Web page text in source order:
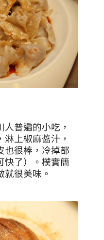
普遍的小吃，
上椒麻醬汁，
也很棒，冷掉都
快了）。樸實簡
就很美味。